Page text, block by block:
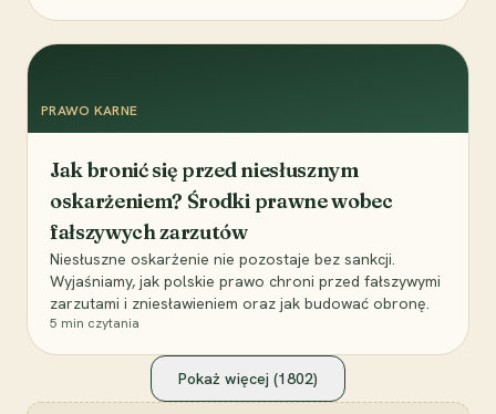
PRAWO KARNE
Jak bronić się przed niesłusznym
oskarżeniem? Środki prawne wobec
fałszywych zarzutów
Niesłuszne oskarżenie nie pozostaje bez sankcji.
Wyjaśniamy, jak polskie prawo chroni przed fałszywymi
zarzutami i zniesławieniem oraz jak budować obronę.
5 min czytania
Pokaż więcej (1802)